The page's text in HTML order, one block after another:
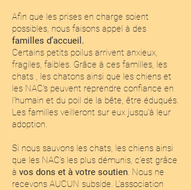
Afin que les prises en charge soient
possibles, nous faisons appel à des
familles d’accueil.
Certains petits poilus arrivent anxieux,
fragiles, faibles. Grâce à ces familles, les
chats , les chatons ainsi que les chiens et
les NAC's peuvent reprendre confiance en
l’humain et du poil de la bête, être éduqués.
Les familles veilleront sur eux jusqu’à leur
adoption.
Si nous sauvons les chats, les chiens ainsi
que les NAC's les plus démunis, c’est grâce
à vos dons et à votre soutien. Nous ne
recevons AUCUN subside. L’association